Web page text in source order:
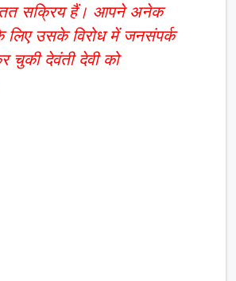
सतत सक्रिय हैं। आपने अनेक
लिए उसके विरोध में जनसंपर्क
चुकी देवंती देवी को